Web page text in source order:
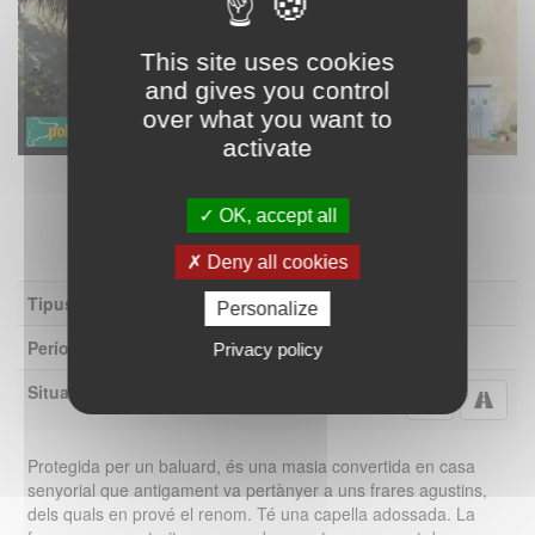
Tipus
Període
Segle XVIII
Situació
Protegida per un baluard, és una masia convertida en casa
senyorial que antigament va pertànyer a uns frares agustins,
dels quals en prové el renom. Té una capella adossada. La
This site uses cookies
and gives you control
over what you want to
activate
OK, accept all
Deny all cookies
Personalize
Privacy policy